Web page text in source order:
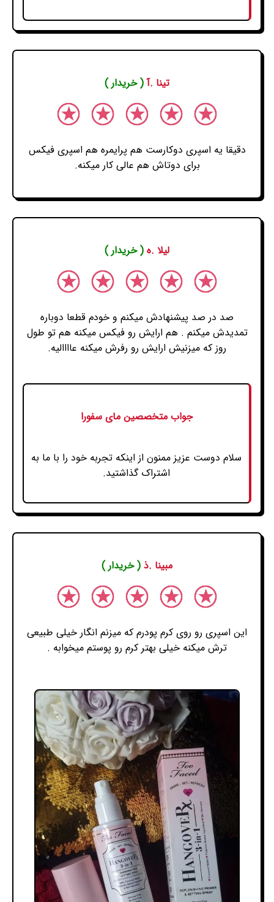
تینا .آ( خریدار )
دقیقا یه اسپری دوکارست هم پرایمره هم اسپری فیکس
برای دوتاش هم عالی کار میکنه.
لیلا .ه ( خریدار )
صد در صد پیشنهادش میکنم و خودم قطعا دوباره
تمدیدش میکنم . هم ارایش رو فیکس میکنه هم تو طول
روز که میزنیش ارایش رو رفرش میکنه عاااالیه.
جواب متخصصین مای سفورا
سلام دوست عزیز ممنون از اینکه تجربه خود را با ما به
اشتراک گذاشتید.
مبینا .ذ ( خریدار )
این اسپری رو روی کرم پودرم که میزنم انگار خیلی طبیعی
ترش میکنه خیلی بهتر کرم رو پوستم میخوابه .